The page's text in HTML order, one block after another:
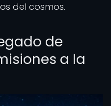
del cosmos.
de
a la